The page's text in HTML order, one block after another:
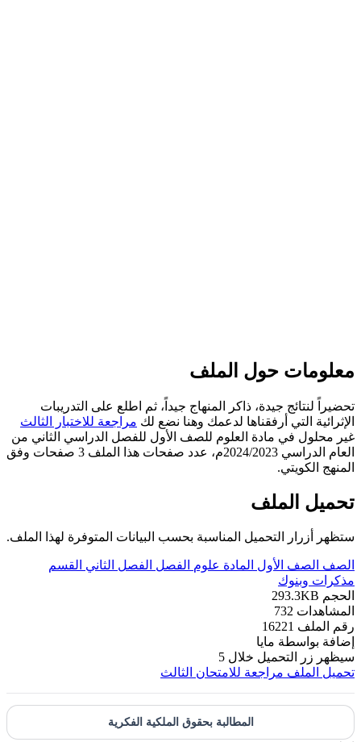
معلومات حول الملف
تحضيراً لنتائج جيدة، ذاكر المنهاج جيداً، ثم اطلع على التدريبات
الإثرائية التي أرفقناها لدعمك وهنا نضع لك مراجعة للاختبار الثالث
غير محلول في مادة العلوم للصف الأول للفصل الدراسي الثاني من
العام الدراسي 2024/2023م، عدد صفحات هذا الملف 3 صفحات وفق
المنهج الكويتي.
تحميل الملف
ستظهر أزرار التحميل المناسبة بحسب البيانات المتوفرة لهذا الملف.
الصف الصف الأول المادة علوم الفصل الفصل الثاني
القسم
مذكرات وبنوك
الحجم 293.3KB
المشاهدات 732
رقم الملف 16221
إضافة بواسطة مايا
سيظهر زر التحميل خلال 5
تحميل الملف مراجعة للامتحان الثالث
المطالبة بحقوق الملكية الفكرية